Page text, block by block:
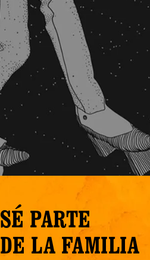
SÉ PARTE
DE LA FAMILIA